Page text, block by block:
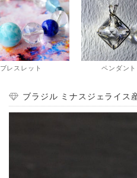
ブレスレット ペンダン
ブラジル ミナスジェライス